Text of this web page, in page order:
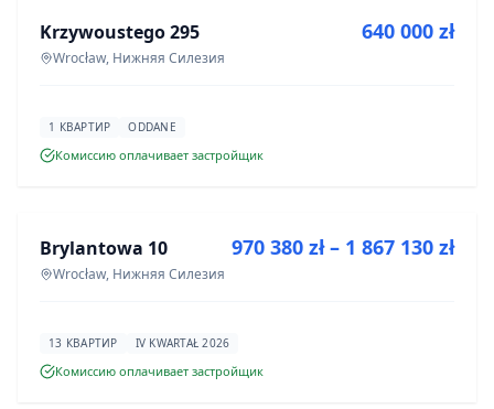
ИНВЕСТИЦИЯ
Krzywoustego 295
Wrocław, Нижняя Силезия
640 000 zł
1 КВАРТИР ODDANE
Комиссию оплачивает застройщик
ИНВЕСТИЦИЯ
Brylantowa 10
Wrocław, Нижняя Силезия
970 380 zł – 1 867 130 zł
13 КВАРТИР IV KWARTAŁ 2026
Комиссию оплачивает застройщик